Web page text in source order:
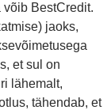
BestCredit.
jaoks,
et sul on
lähemalt,
tähendab, et